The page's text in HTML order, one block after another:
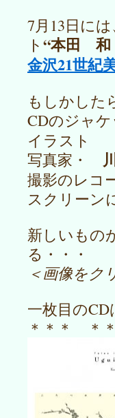
7月13日に
ト “本田 和
金沢21世紀
もしかした
CDのジャ
イラスト
写真家・
撮影のレコ
スクリーン
新しいもの
る・・・
＜画像をク
一枚目のCD
＊＊＊